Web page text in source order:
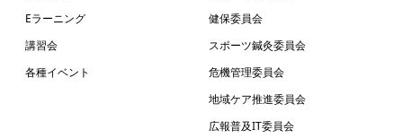
Eラーニング
講習会
各種イベント
健保委員会
スポーツ鍼灸委員会
危機管理委員会
地域ケア推進委員会
広報普及IT委員会